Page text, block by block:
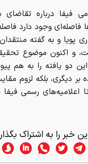
فیفا درباره
وجود دارد
پویا و به گفته
و اکنون موضوع
دو یافته را به هم
بر دیگری، بلکه لزوم
تا اعلامیه‌های رسمی
خبر را به اشتراک